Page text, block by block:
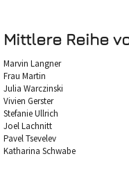
Mittlere Reihe
Marvin Langner
Frau Martin
Julia Warczinski
Vivien Gerster
Stefanie Ullrich
Joel Lachnitt
Pavel Tsevelev
Katharina Schwabe